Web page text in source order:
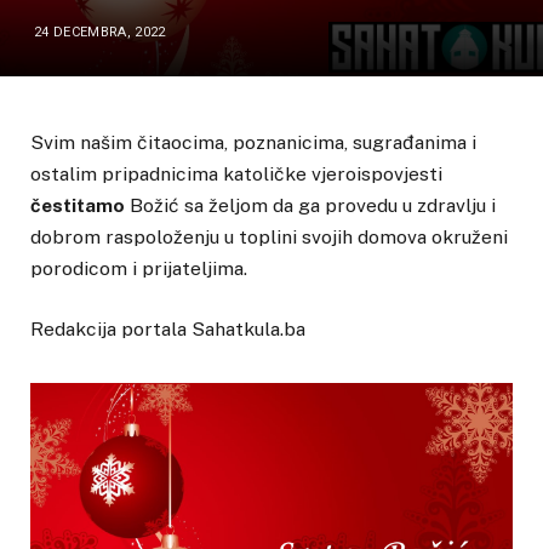
24 DECEMBRA, 2022
Svim našim čitaocima, poznanicima, sugrađanima i
ostalim pripadnicima katoličke vjeroispovjesti
čestitamo Božić sa željom da ga provedu u zdravlju i
dobrom raspoloženju u toplini svojih domova okruženi
porodicom i prijateljima.
Redakcija portala Sahatkula.ba